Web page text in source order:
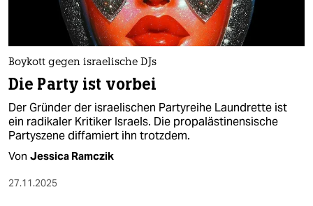
Boykott gegen israelische DJs
Die Party ist vorbei
Der Gründer der israelischen Partyreihe Laundrette ist
ein radikaler Kritiker Israels. Die propalästinensische
Partyszene diffamiert ihn trotzdem.
Von Jessica Ramczik
27.11.2025